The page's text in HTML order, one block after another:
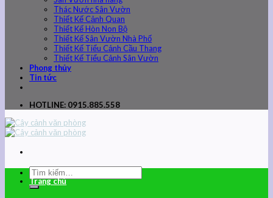
Thác Nước Sân Vườn
Thiết Kế Cảnh Quan
Thiết Kế Hòn Non Bộ
Thiết Kế Sân Vườn Nhà Phố
Thiết Kế Tiểu Cảnh Cầu Thang
Thiết Kế Tiểu Cảnh Sân Vườn
Phong thủy
Tin tức
HOTLINE: 0915.885.558
Trang chủ